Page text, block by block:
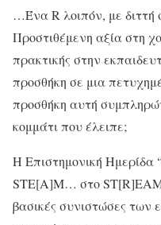
…Ένα R λοιπόν, με διττή
Προστιθέμενη αξία στη
πρακτικής στην
προσθήκη σε μια
προσθήκη αυτή
κομμάτι που έλειπε;
Η Επιστημονική Ημερίδα
STE[A]M… στο
βασικές συνιστώσες των